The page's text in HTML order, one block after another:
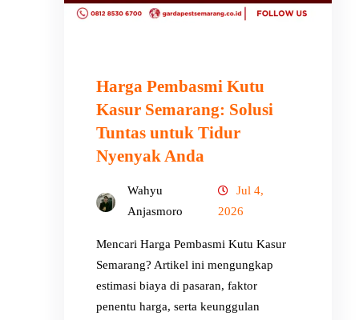
Harga Pembasmi Kutu
Kasur Semarang: Solusi
Tuntas untuk Tidur
Nyenyak Anda
Wahyu
Anjasmoro
Jul 4,
2026
Mencari Harga Pembasmi Kutu Kasur
Semarang? Artikel ini mengungkap
estimasi biaya di pasaran, faktor
penentu harga, serta keunggulan